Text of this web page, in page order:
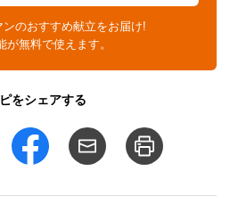
のおすすめ献立をお届け!
が無料で使えます。
をシェアする